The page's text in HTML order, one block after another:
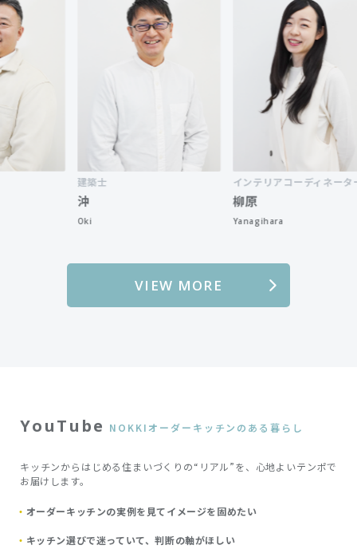
インテリアコーディネーター
Yanagihara
VIEW MORE
YouTube NOKKIオーダーキッチンのある暮らし
キッチンからはじめる住まいづくりの“リアル”を、心地よいテンポで
お届けします。
オーダーキッチンの実例を見てイメージを固めたい
キッチン選びで迷っていて、判断の軸がほしい